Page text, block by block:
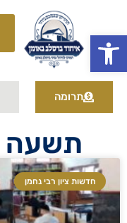
פתח סרגל נגישות
תרומה
תשעה
חדשות ציון רבי נחמן